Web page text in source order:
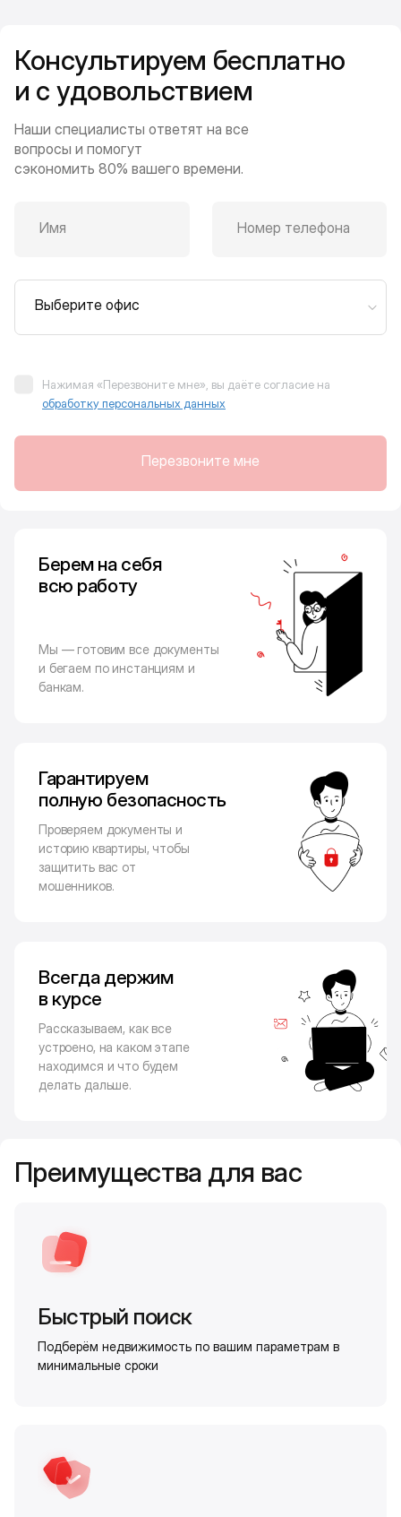
Консультируем бесплатно
и с удовольствием
Наши специалисты ответят на все
вопросы и помогут
сэкономить 80% вашего времени.
Имя Номер телефона
Выберите офис
Нажимая «Перезвоните мне», вы даёте согласие на
обработку персональных данных
Перезвоните мне
Берем на себя
всю работу
Мы — готовим все документы
и бегаем по инстанциям и
банкам.
Гарантируем
полную безопасность
Проверяем документы и
историю квартиры, чтобы
защитить вас от
мошенников.
Всегда держим
в курсе
Рассказываем, как все
устроено, на каком этапе
находимся и что будем
делать дальше.
Преимущества для вас
Быстрый поиск
Подберём недвижимость по вашим параметрам в
минимальные сроки